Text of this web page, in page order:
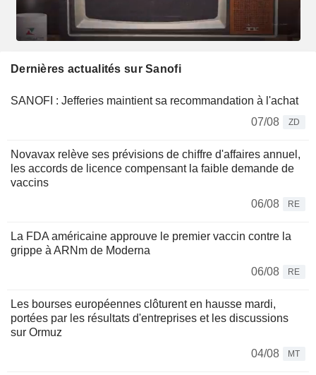
Dernières actualités sur Sanofi
SANOFI : Jefferies maintient sa recommandation à l'achat
07/08
ZD
Novavax relève ses prévisions de chiffre d'affaires annuel,
les accords de licence compensant la faible demande de
vaccins
06/08
RE
La FDA américaine approuve le premier vaccin contre la
grippe à ARNm de Moderna
06/08
RE
Les bourses européennes clôturent en hausse mardi,
portées par les résultats d'entreprises et les discussions
sur Ormuz
04/08
MT